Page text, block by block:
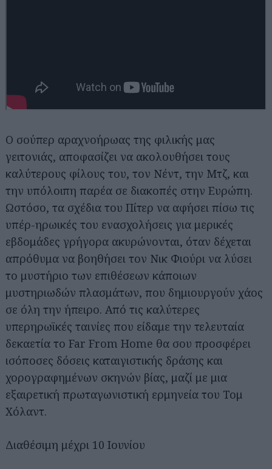
Ο σούπερ αραχνοήρωας της φιλικής μας
γειτονιάς, αποφασίζει να ακολουθήσει τους
καλύτερους φίλους του, τον Νέντ, την Μτζ, και
την υπόλοιπη παρέα σε διακοπές στην Ευρώπη.
Ωστόσο, τα σχέδια του Πίτερ να αφήσει πίσω τις
υπέρ-ηρωικές του ενασχολήσεις για μερικές
εβδομάδες γρήγορα ακυρώνονται, όταν δέχεται
απρόθυμα να βοηθήσει τον Νικ Φιούρι να λύσει
το μυστήριο των επιθέσεων κάποιων
μυστηριωδών πλασμάτων, που δημιουργούν χάος
σε όλη την ήπειρο. Από τις καλύτερες
υπερηρωϊκές ταινίες που είδαμε την τελευταία
δεκαετία το Far From Home θα σου προσφέρει
ισόποσες δόσεις καταιγιστικής δράσης και
χορογραφημένων σκηνών βίας, μαζί με μια
εξαιρετική πρωταγωνιστική ερμηνεία του Τομ
Χόλαντ.
Διαθέσιμη μέχρι 10 Ιουνίου